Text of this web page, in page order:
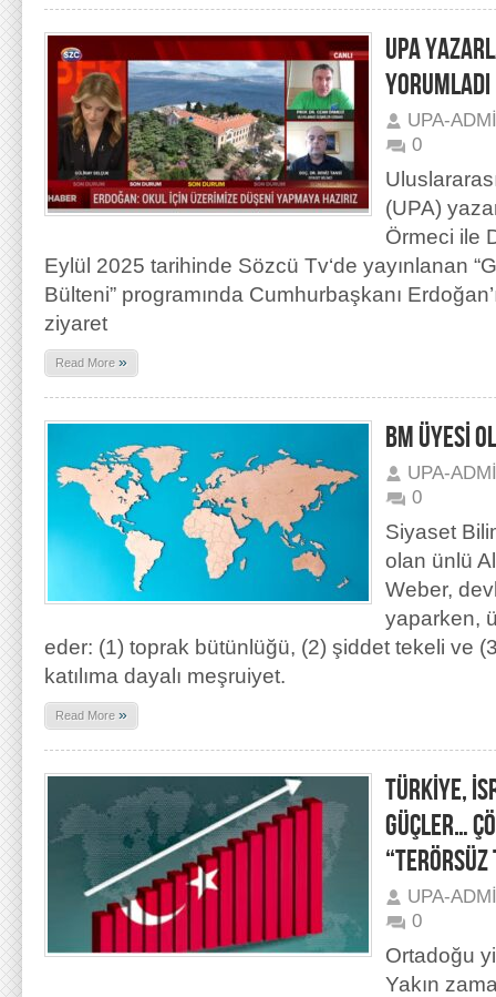
UPA
YORUMLADI
UPA-
0
(UPA)
Örmeci ile
Eylül 2025 tarihinde Sözcü Tv‘de yayınlanan
Bülteni” programında Cumhurbaşkanı
ziyaret
Read More »
BM ÜYESİ
UPA-
0
Siyaset
olan ünlü
Weber,
yaparken,
eder: (1) toprak bütünlüğü, (2) şiddet tekeli ve
katılıma dayalı meşruiyet.
Read More »
TÜRKİYE,
GÜÇLER…
UPA-
0
Ortadoğu
Yakın